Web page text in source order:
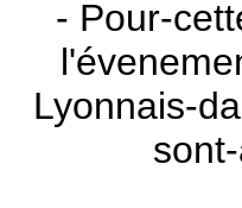
- Pour-
Lyonnais-